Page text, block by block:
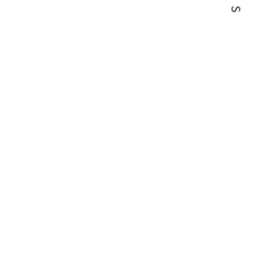
S